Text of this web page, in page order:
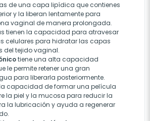
de una capa lipídica que contienes
y la liberan lentamente para
vaginal de manera prolongada.
tienen la capacidad para atravesar
celulares para hidratar las capas
del tejido vaginal.
tiene una alta capacidad
le permite retener una gran
para liberarla posteriormente.
capacidad de formar una película
la piel y la mucosa para reducir la
la lubricación y ayuda a regenerar